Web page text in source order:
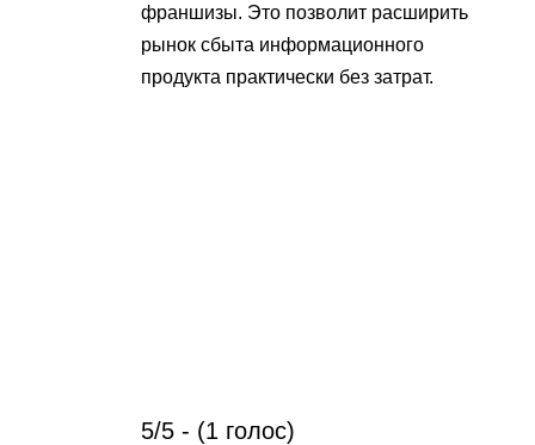
франшизы. Это позволит расширить
рынок сбыта информационного
продукта практически без затрат.
5/5 - (1 голос)